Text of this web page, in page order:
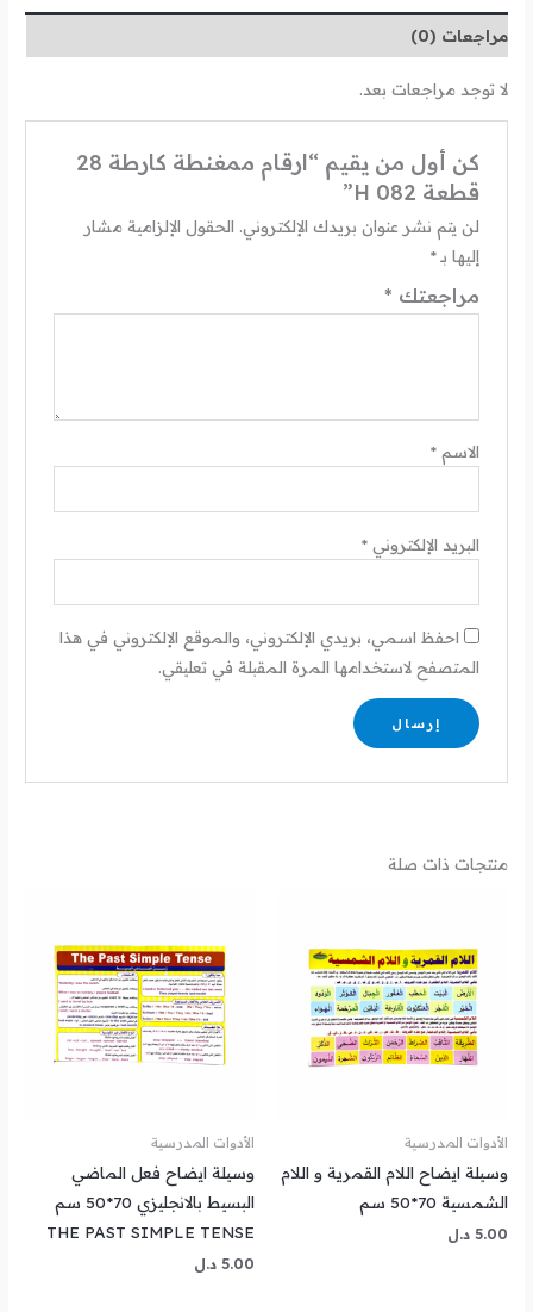
مراجعات (0)
لا توجد مراجعات بعد.
كن أول من يقيم “ارقام ممغنطة كارطة 28
قطعة H 082”
لن يتم نشر عنوان بريدك الإلكتروني. الحقول الإلزامية مشار
إليها بـ*
مراجعتك *
الاسم *
البريد الإلكتروني *
احفظ اسمي، بريدي الإلكتروني، والموقع الإلكتروني في هذا
المتصفح لاستخدامها المرة المقبلة في تعليقي.
منتجات ذات صلة
الأدوات المدرسية
وسيلة ايضاح اللام القمرية و اللام
الشمسية 70*50 سم
5.00 د.ل
الأدوات المدرسية
وسيلة ايضاح فعل الماضي
البسيط بالانجليزي 70*50 سم
THE PAST SIMPLE TENSE
5.00 د.ل